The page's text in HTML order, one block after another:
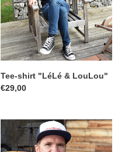
LouLou"
Tee-shirt "LéLé & LouLou"
Prix
€29,00
"Math"